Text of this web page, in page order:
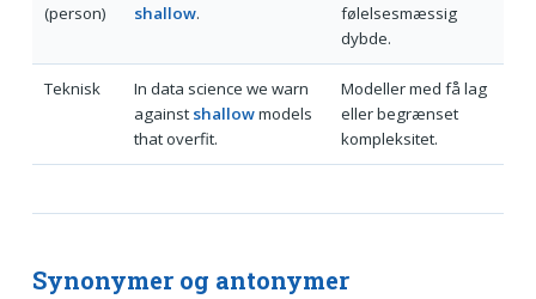
(person)
shallow.
følelsesmæssig
dybde.
Teknisk
In data science we warn
against shallowmodels
that overfit.
Modeller med få lag
eller begrænset
kompleksitet.
Synonymer og antonymer